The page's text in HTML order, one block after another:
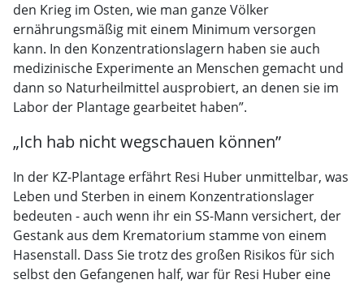
den Krieg im Osten, wie man ganze Völker
ernährungsmäßig mit einem Minimum versorgen
kann. In den Konzentrationslagern haben sie auch
medizinische Experimente an Menschen gemacht und
dann so Naturheilmittel ausprobiert, an denen sie im
Labor der Plantage gearbeitet haben”.
„Ich hab nicht wegschauen können”
In der KZ-Plantage erfährt Resi Huber unmittelbar, was
Leben und Sterben in einem Konzentrationslager
bedeuten - auch wenn ihr ein SS-Mann versichert, der
Gestank aus dem Krematorium stamme von einem
Hasenstall. Dass Sie trotz des großen Risikos für sich
selbst den Gefangenen half, war für Resi Huber eine